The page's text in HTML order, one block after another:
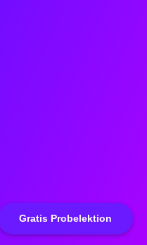
Gratis Probelektion